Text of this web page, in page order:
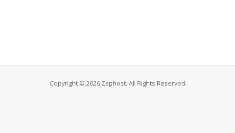
Copyright © 2026 Zaphost. All Rights Reserved.